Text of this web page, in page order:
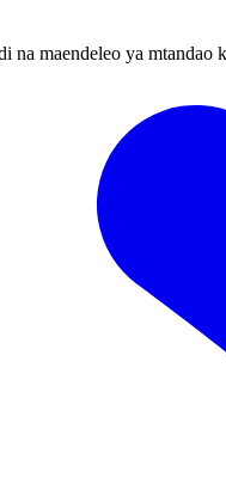
maendeleo ya mtandao